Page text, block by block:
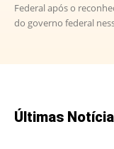
Federal após o
do governo federal
Últimas